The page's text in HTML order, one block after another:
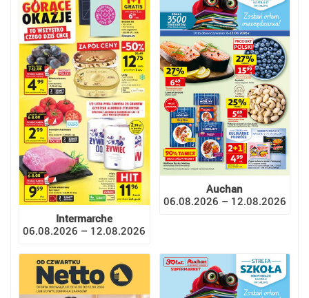
Intermarche
06.08.2026 – 12.08.2026
Auchan
06.08.2026 – 12.08.2026